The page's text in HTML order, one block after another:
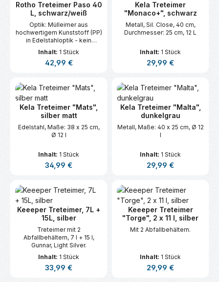
Rotho Treteimer Paso 40
L, schwarz/weiß
Optik: Mülleimer aus
hochwertigem Kunststoff (PP)
in Edelstahloptik - kein
Verrosten.
Inhalt: 1 Stück
Regulärer Preis:
42,99 €
Kela Treteimer
"Monaco+", schwarz
Metall, Sil. Close, 40 cm,
Durchmesser: 25 cm, 12 L
Inhalt: 1 Stück
Regulärer Preis:
29,99 €
Kela Treteimer "Mats",
silber matt
Edelstahl, Maße: 38 x 25 cm,
Ø 12 l
Inhalt: 1 Stück
Regulärer Preis:
34,99 €
Kela Treteimer "Malta",
dunkelgrau
Metall, Maße: 40 x 25 cm, Ø 12
l
Inhalt: 1 Stück
Regulärer Preis:
29,99 €
Keeeper Treteimer, 7L +
15L, silber
Treteimer mit 2
Abfallbehältern, 7 l + 15 l,
Gunnar, Light Silver.
Inhalt: 1 Stück
Regulärer Preis:
33,99 €
Keeeper Treteimer
"Torge", 2 x 11 l, silber
Mit 2 Abfallbehältern.
Inhalt: 1 Stück
Regulärer Preis:
29,99 €